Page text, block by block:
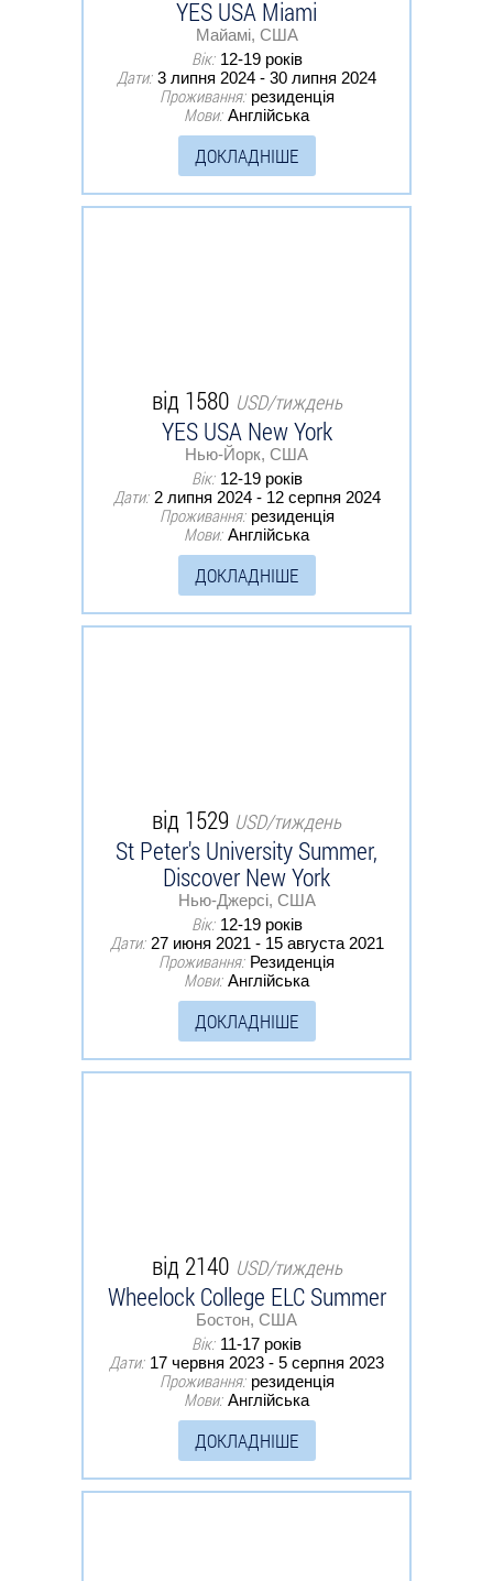
YES USA Miami
Майамі, США
Вік: 12-19 років
Дати: 3 липня 2024 - 30 липня 2024
Проживання: резиденція
Мови: Англійська
ДОКЛАДНІШЕ
від 1580 USD/тиждень
YES USA New York
Нью-Йорк, США
Вік: 12-19 років
Дати: 2 липня 2024 - 12 серпня 2024
Проживання: резиденція
Мови: Англійська
ДОКЛАДНІШЕ
від 1529 USD/тиждень
St Peter's University Summer,
Discover New York
Нью-Джерсі, США
Вік: 12-19 років
Дати: 27 июня 2021 - 15 августа 2021
Проживання: Резиденція
Мови: Англійська
ДОКЛАДНІШЕ
від 2140 USD/тиждень
Wheelock College ELC Summer
Бостон, США
Вік: 11-17 років
Дати: 17 червня 2023 - 5 серпня 2023
Проживання: резиденція
Мови: Англійська
ДОКЛАДНІШЕ